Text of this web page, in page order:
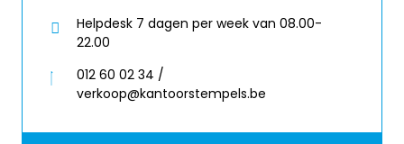
Helpdesk 7 dagen per week van 08.00-
22.00
012 60 02 34 /
verkoop@kantoorstempels.be